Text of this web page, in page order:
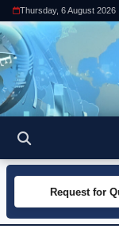
Thursday, 6 August 2026
Request for